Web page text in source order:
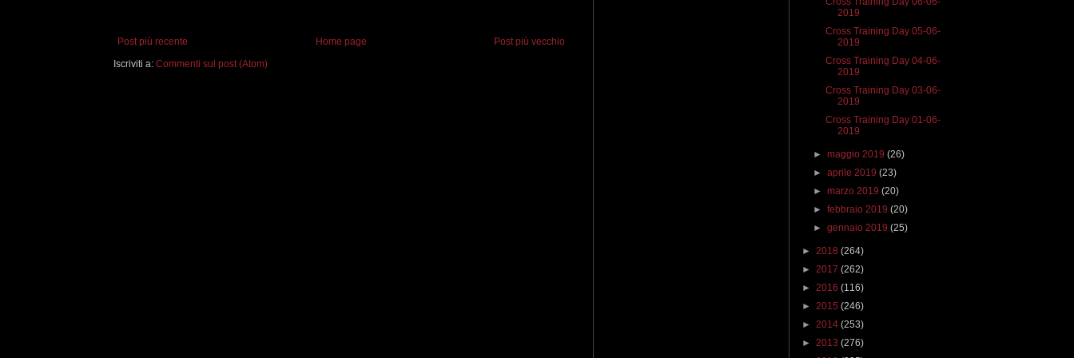
Post più recente Post più vecchio
Home page
Iscriviti a: Commenti sul post (Atom)
2019
Cross Training Day 05-06-
2019
Cross Training Day 04-06-
2019
Cross Training Day 03-06-
2019
Cross Training Day 01-06-
2019
►maggio 2019(26)
►aprile 2019(23)
►marzo 2019(20)
►febbraio 2019(20)
►gennaio 2019(25)
► 2018 (264)
► 2017 (262)
► 2016 (116)
► 2015 (246)
► 2014 (253)
► 2013 (276)